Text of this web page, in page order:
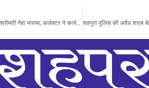
जनसुनवाई में प्राप्त आवेदनों का प्राथमिकता से निराकरण करें : कलेक्टर श्रीमती नेहा मारव्या, कलेक्टर ने कार्यपालन यंत्री जल संसाधन को कारण बताओ नोटिस जारी करने के दिए निर्देश